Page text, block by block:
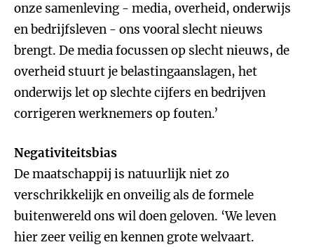
onze samenleving - media, overheid, onderwijs
en bedrijfsleven - ons vooral slecht nieuws
brengt. De media focussen op slecht nieuws, de
overheid stuurt je belastingaanslagen, het
onderwijs let op slechte cijfers en bedrijven
corrigeren werknemers op fouten.’
Negativiteitsbias
De maatschappij is natuurlijk niet zo
verschrikkelijk en onveilig als de formele
buitenwereld ons wil doen geloven. ‘We leven
hier zeer veilig en kennen grote welvaart.